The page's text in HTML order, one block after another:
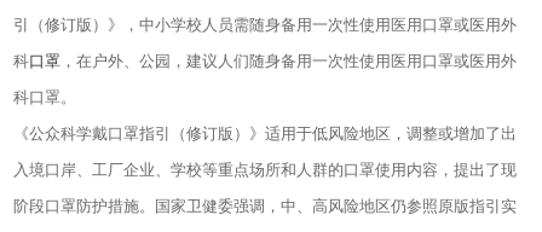
引（修订版）》，中小学校人员需随身备用一次性使用医用口罩或医用外
科口罩 ，在户外、公园，建议人们随身备用一次性使用医用口罩或医用外
科口罩。
《公众科学戴口罩指引（修订版）》适用于低风险地区，调整或增加了出
入境口岸、工厂企业、学校等重点场所和人群的口罩使用内容，提出了现
阶段口罩防护措施。国家卫健委强调，中、高风险地区仍参照原版指引实